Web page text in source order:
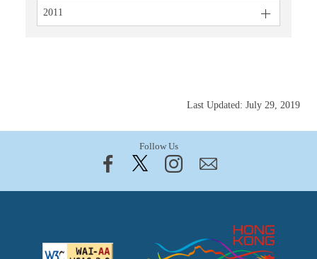
2011
Last Updated: July 29, 2019
Follow Us